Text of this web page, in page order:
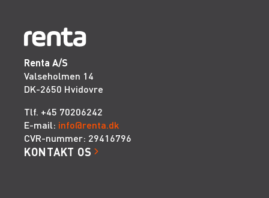
Renta A/S
Valseholmen 14
DK-2650 Hvidovre
Tlf. +45 70206242
E-mail: info@renta.dk
CVR-nummer: 29416796
KONTAKT OS